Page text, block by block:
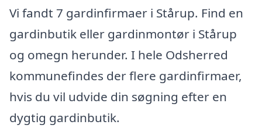
Vi fandt 7 gardinfirmaer i Stårup. Find en
gardinbutik eller gardinmontør i Stårup
og omegn herunder. I hele Odsherred
kommunefindes der flere gardinfirmaer,
hvis du vil udvide din søgning efter en
dygtig gardinbutik.